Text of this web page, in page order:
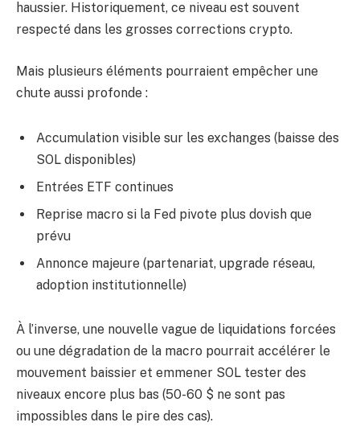
haussier. Historiquement, ce niveau est souvent
respecté dans les grosses corrections crypto.
Mais plusieurs éléments pourraient empêcher une
chute aussi profonde :
Accumulation visible sur les exchanges (baisse des
SOL disponibles)
Entrées ETF continues
Reprise macro si la Fed pivote plus dovish que
prévu
Annonce majeure (partenariat, upgrade réseau,
adoption institutionnelle)
À l’inverse, une nouvelle vague de liquidations forcées
ou une dégradation de la macro pourrait accélérer le
mouvement baissier et emmener SOL tester des
niveaux encore plus bas (50-60 $ ne sont pas
impossibles dans le pire des cas).